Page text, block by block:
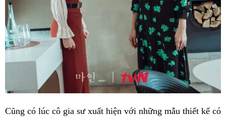
Cũng có lúc cô gia sư xuất hiện với những mẫu thiết kế có